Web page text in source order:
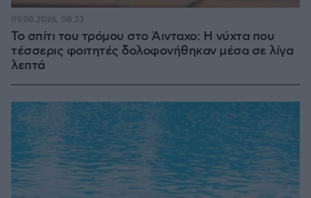
Το σπίτι του τρόμου στο Άινταχο: Η νύχτα που
τέσσερις φοιτητές δολοφονήθηκαν μέσα σε λίγα
λεπτά
09.08.2026, 08:33